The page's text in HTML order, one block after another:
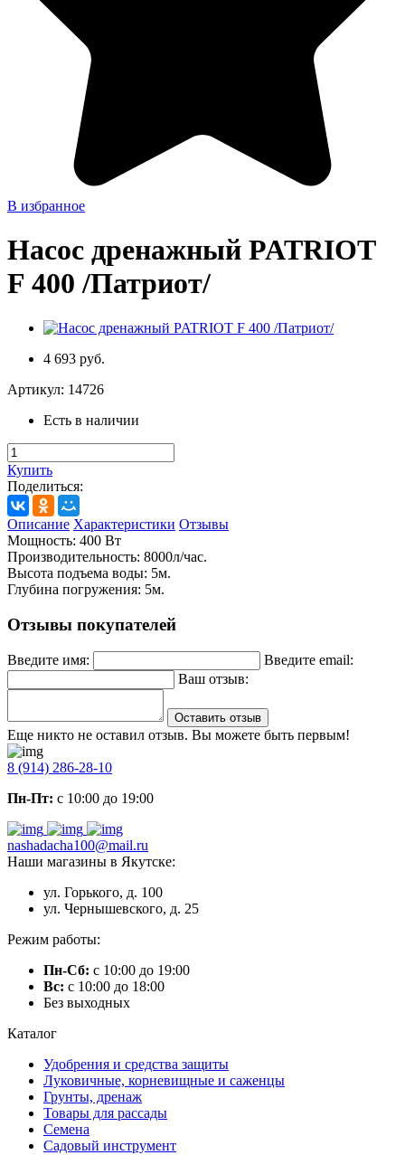
В избранное
Насос дренажный PATRIOT
F 400 /Патриот/
4 693 руб.
Артикул: 14726
Есть в наличии
Купить
Поделиться:
Описание Характеристики Отзывы
Мощность: 400 Вт
Производительность: 8000л/час.
Высота подъема воды: 5м.
Глубина погружения: 5м.
Отзывы покупателей
Введите имя:
Введите email:
Ваш отзыв:
Оставить отзыв
Еще никто не оставил отзыв. Вы можете быть первым!
8 (914) 286-28-10
Пн-Пт: с 10:00 до 19:00
nashadacha100@mail.ru
Наши магазины в Якутске:
ул. Горького, д. 100
ул. Чернышевского, д. 25
Режим работы:
Пн-Сб: с 10:00 до 19:00
Вс: с 10:00 до 18:00
Без выходных
Каталог
Удобрения и средства защиты
Луковичные, корневищные и саженцы
Грунты, дренаж
Товары для рассады
Семена
Садовый инструмент